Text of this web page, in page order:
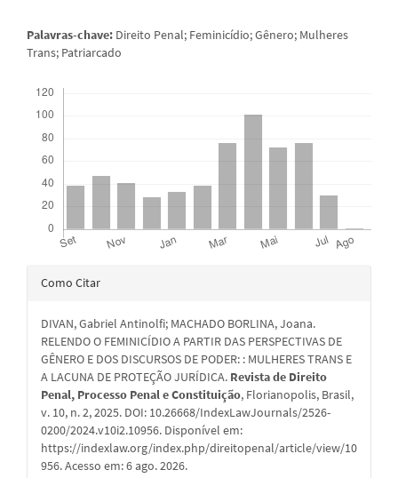
Palavras-chave: Direito Penal; Feminicídio; Gênero; Mulheres
Trans; Patriarcado
Detalhes
artigo
Como Citar
DIVAN, Gabriel Antinolfi; MACHADO BORLINA, Joana.
RELENDO O FEMINICÍDIO A PARTIR DAS PERSPECTIVAS DE
GÊNERO E DOS DISCURSOS DE PODER: : MULHERES TRANS E
A LACUNA DE PROTEÇÃO JURÍDICA. Revista de Direito
Penal, Processo Penal e Constituição, Florianopolis, Brasil,
v. 10, n. 2, 2025. DOI: 10.26668/IndexLawJournals/2526-
0200/2024.v10i2.10956. Disponível em:
https://indexlaw.org/index.php/direitopenal/article/view/10
956. Acesso em: 6 ago. 2026.